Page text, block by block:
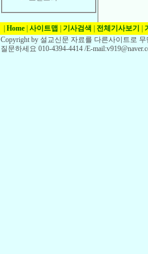
Home 사이트맵 기사검색 전체기사보기
Copyright by 설교신문 자료를 다른사이트로
질문하세요 010-4394-4414 /E-